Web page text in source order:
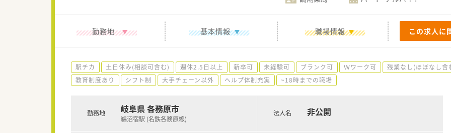
勤務地 基本情報 職場情報 この求人に
駅チカ 土日休み(相談可含む) 週休2.5日以上 新卒可 未経験可 ブランク可 Ｗワーク可 残業なし(ほぼなし含
教育制度あり
シフト制 大手チェーン以外 ヘルプ体制充実 ~18時までの職場
勤務地 岐阜県 各務原市
鵜沼宿駅 (名鉄各務原線)
法人名 非公開